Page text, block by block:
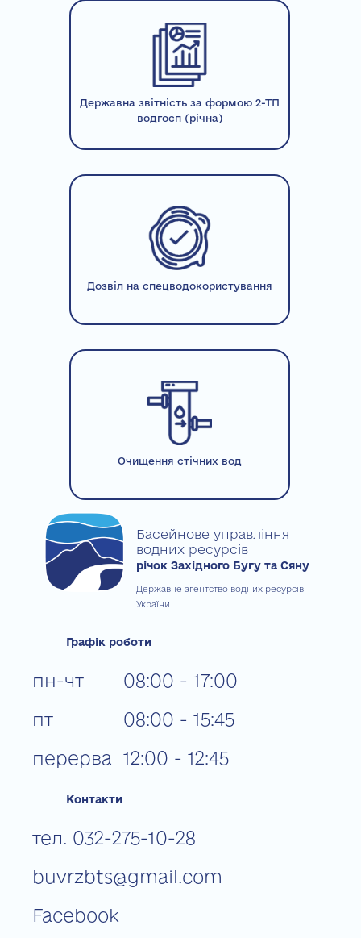
Державна звітність за формою 2-ТП
водгосп (річна)
Дозвіл на спецводокористування
Очищення стічних вод
Басейнове управління
водних ресурсів
річок Західного Бугу та Сяну
Державне агентство водних ресурсів
України
Графік роботи
пн-чт
пт
перерва
08:00 - 17:00
08:00 - 15:45
12:00 - 12:45
Контакти
тел. 032-275-10-28
buvrzbts@gmail.com
Facebook